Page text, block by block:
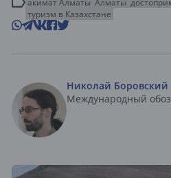
акимат Алматы Алматы
туризм в Казахстане
Николай Боровский
Международный